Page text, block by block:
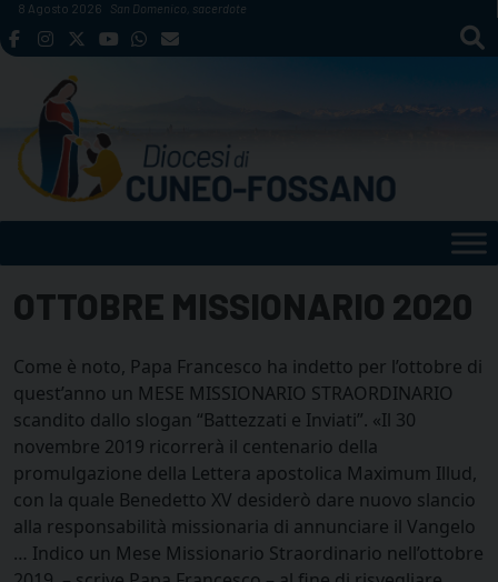
Skip
to
8 Agosto 2026 San Domenico, sacerdote
OTTOBRE MISSIONARIO 2020
Come è noto, Papa Francesco ha indetto per l’ottobre di
quest’anno un MESE MISSIONARIO STRAORDINARIO
scandito dallo slogan “Battezzati e Inviati”. «Il 30
novembre 2019 ricorrerà il centenario della
promulgazione della Lettera apostolica Maximum Illud,
con la quale Benedetto XV desiderò dare nuovo slancio
alla responsabilità missionaria di annunciare il Vangelo
… Indico un Mese Missionario Straordinario nell’ottobre